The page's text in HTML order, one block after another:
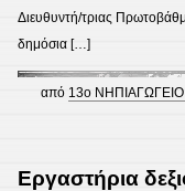
Διευθυντή/τριας
δημόσια […]
από 13ο
Εργαστήρια